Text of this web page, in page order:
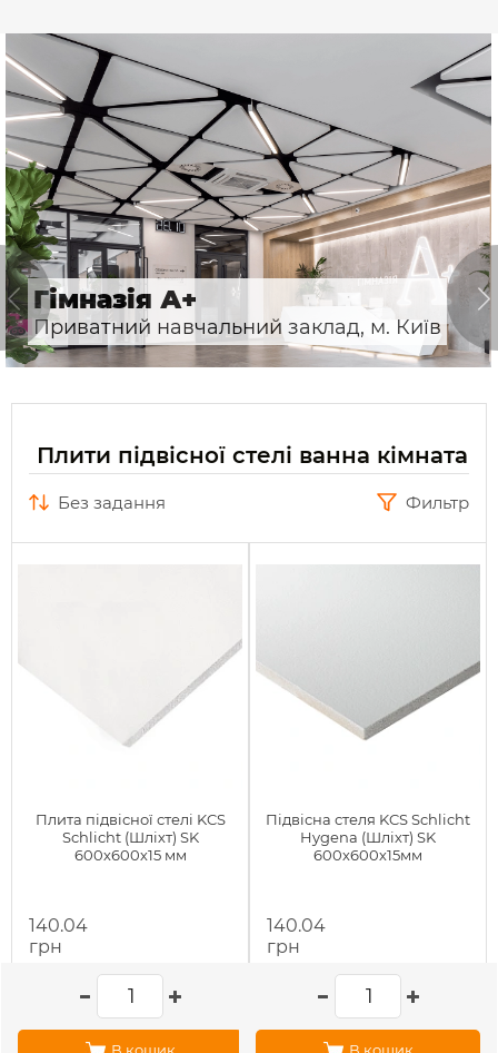
Гімназія А+
Приватний навчальний заклад, м. Київ
Плити підвісної стелі ванна кімната
без задання Фильтр
Плита підвісної стелі KCS
Schlicht (Шліхт) SK
600х600х15 мм
140.04
грн
Підвісна стеля KCS Schlicht
Hygena (Шліхт) SK
600х600х15мм
140.04
грн